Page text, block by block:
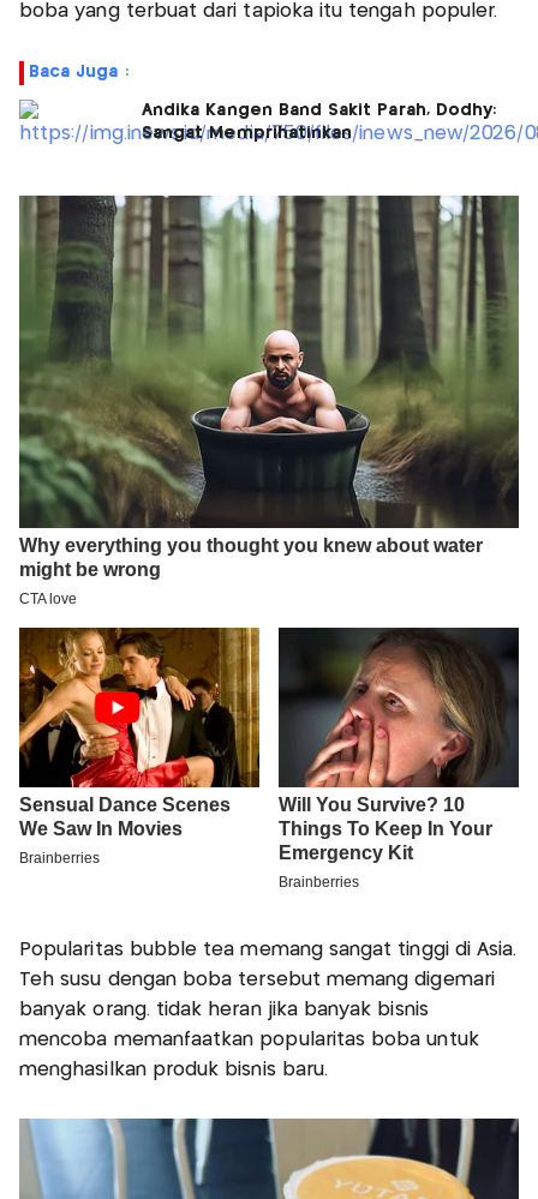
boba yang terbuat dari tapioka itu tengah populer.
Baca Juga :
Andika Kangen Band Sakit Parah, Dodhy:
Sangat Memprihatinkan
Popularitas bubble tea memang sangat tinggi di Asia.
Teh susu dengan boba tersebut memang digemari
banyak orang. tidak heran jika banyak bisnis
mencoba memanfaatkan popularitas boba untuk
menghasilkan produk bisnis baru.